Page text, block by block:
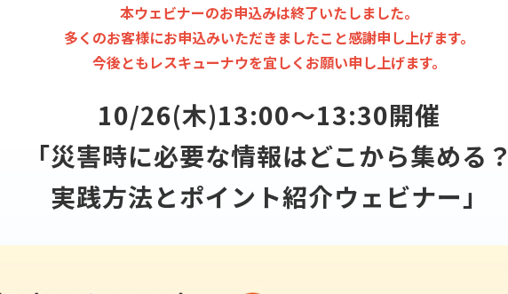
本ウェビナーのお申込みは終了いたしました。
多くのお客様にお申込みいただきましたこと感謝申し上げます。
今後ともレスキューナウを宜しくお願い申し上げます。
10/26(木)13:00～13:30開催
「災害時に必要な情報はどこから集める？
実践方法とポイント紹介ウェビナー」